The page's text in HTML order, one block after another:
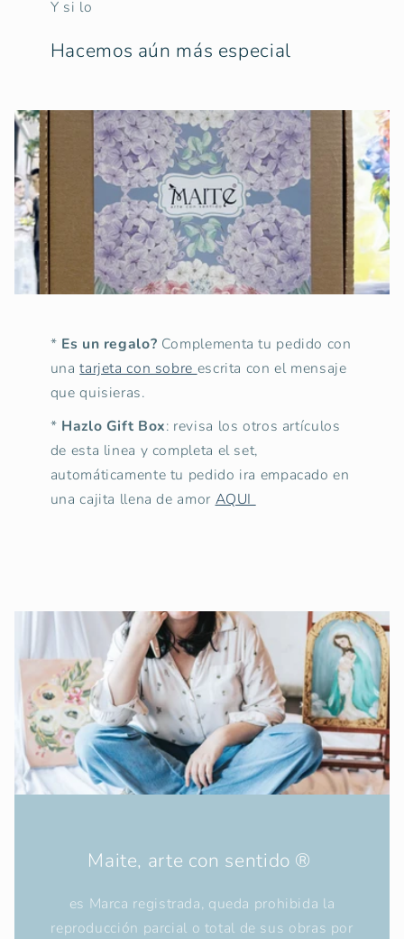
Y si lo
Hacemos aún más especial
* Es un regalo? Complementa tu pedido con
unatarjeta con sobre escrita con el mensaje
que quisieras.
* Hazlo Gift Box: revisa los otros artículos
de esta linea y completa el set,
automáticamente tu pedido ira empacado en
una cajita llena de amor AQUI
Maite, arte con sentido ®
es Marca registrada, queda prohibida la
reproducción parcial o total de sus obras por